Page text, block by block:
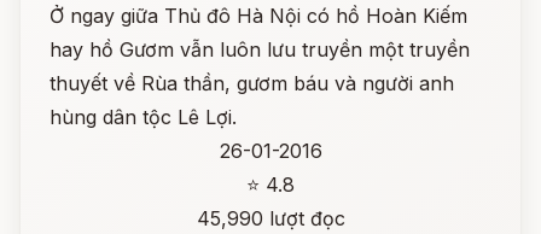
Ở ngay giữa Thủ đô Hà Nội có hồ Hoàn Kiếm
hay hồ Gươm vẫn luôn lưu truyền một truyền
thuyết về Rùa thần, gươm báu và người anh
hùng dân tộc Lê Lợi.
26-01-2016
⭐ 4.8
45,990 lượt đọc